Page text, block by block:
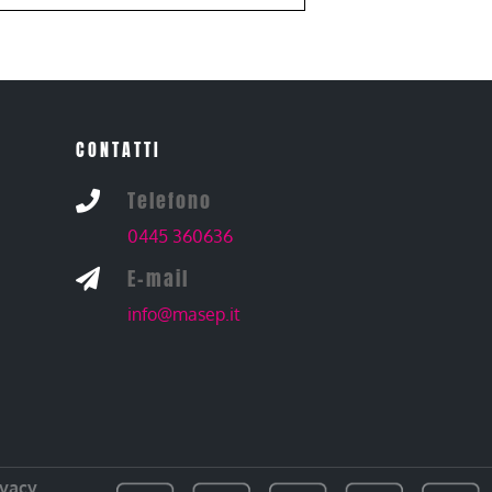
CONTATTI
 Telefono
0445 360636
 E-mail
info@masep.it